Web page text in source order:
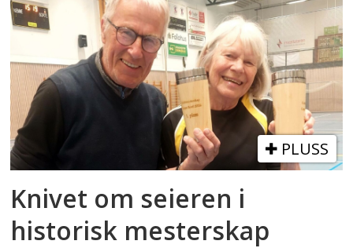
PLUSS
Knivet om seieren i
historisk mesterskap